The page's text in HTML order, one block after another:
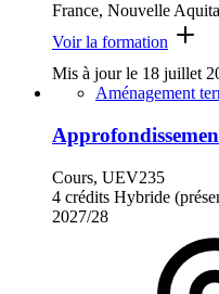
France, Nouvelle
Voir la formation
Mis à jour le 18 juillet
Aménagement
Cours, UEV235
4 crédits Hybride
2027/28